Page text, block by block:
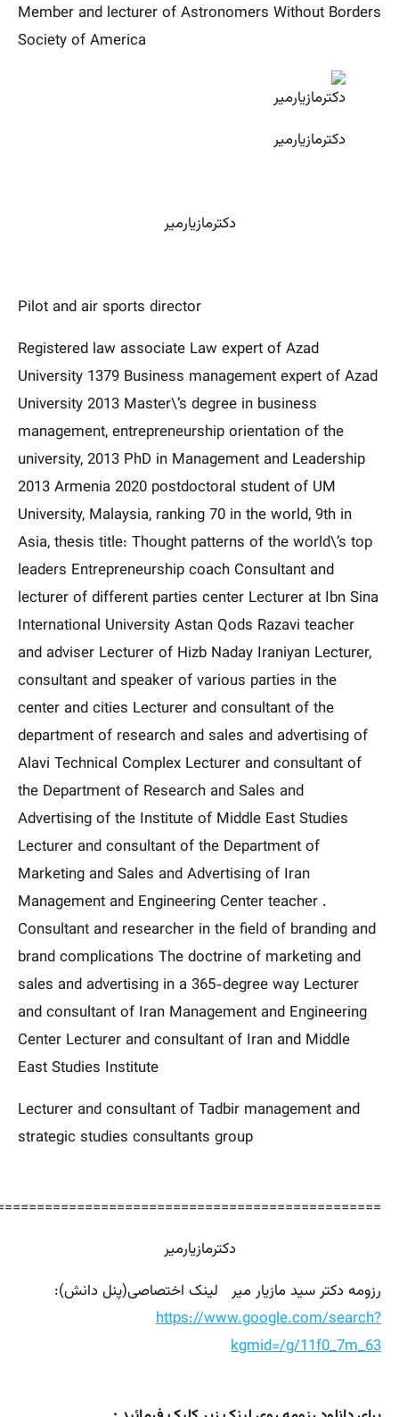
Member and lecturer of Astronomers Without Borders
Society of America
دکترمازیارمیر
دکترمازیارمیر
Pilot and air sports director
Registered law associate Law expert of Azad
University 1379 Business management expert of Azad
University 2013 Master\’s degree in business
management, entrepreneurship orientation of the
university, 2013 PhD in Management and Leadership
2013 Armenia 2020 postdoctoral student of UM
University, Malaysia, ranking 70 in the world, 9th in
Asia, thesis title: Thought patterns of the world\’s top
leaders Entrepreneurship coach Consultant and
lecturer of different parties center Lecturer at Ibn Sina
International University Astan Qods Razavi teacher
and adviser Lecturer of Hizb Naday Iraniyan Lecturer,
consultant and speaker of various parties in the
center and cities Lecturer and consultant of the
department of research and sales and advertising of
Alavi Technical Complex Lecturer and consultant of
the Department of Research and Sales and
Advertising of the Institute of Middle East Studies
Lecturer and consultant of the Department of
Marketing and Sales and Advertising of Iran
Management and Engineering Center teacher .
Consultant and researcher in the field of branding and
brand complications The doctrine of marketing and
sales and advertising in a 365-degree way Lecturer
and consultant of Iran Management and Engineering
Center Lecturer and consultant of Iran and Middle
East Studies Institute
Lecturer and consultant of Tadbir management and
strategic studies consultants group
دکترمازیارمیر
رزومه دکتر سید مازیار میر لینک اختصاصی(پنل دانش):
https://www.google.com/search?
kgmid=/g/11f0_7m_63